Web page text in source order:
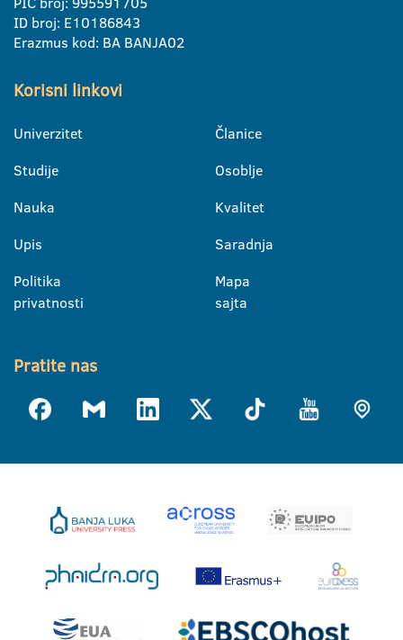
ID broj: E10186843
Erazmus kod: BA BANJA02
Korisni linkovi
Univerzitet
Studije
Nauka
Upis
Politika
privatnosti
Članice
Osoblje
Kvalitet
Saradnja
Mapa
sajta
Pratite nas